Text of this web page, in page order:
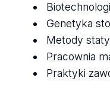
Genetyka
Metody
Pracownia
Praktyki